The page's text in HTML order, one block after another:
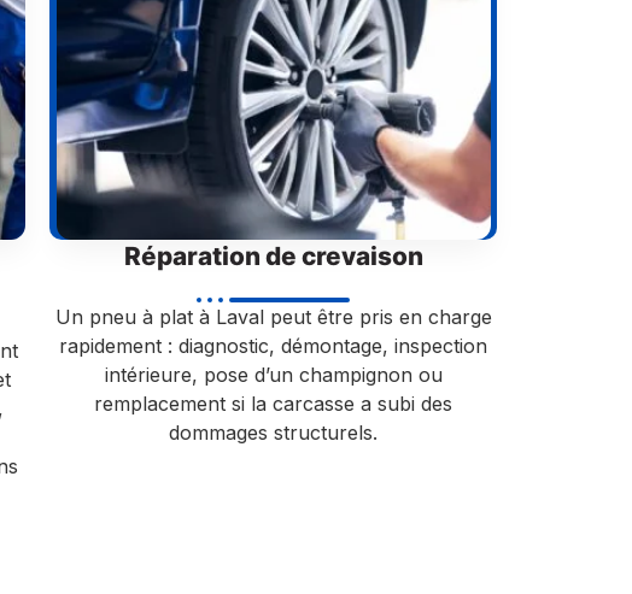
Réparation de crevaison
Un pneu à plat à Laval peut être pris en charge
rapidement : diagnostic, démontage, inspection
intérieure, pose d’un champignon ou
remplacement si la carcasse a subi des
dommages structurels.